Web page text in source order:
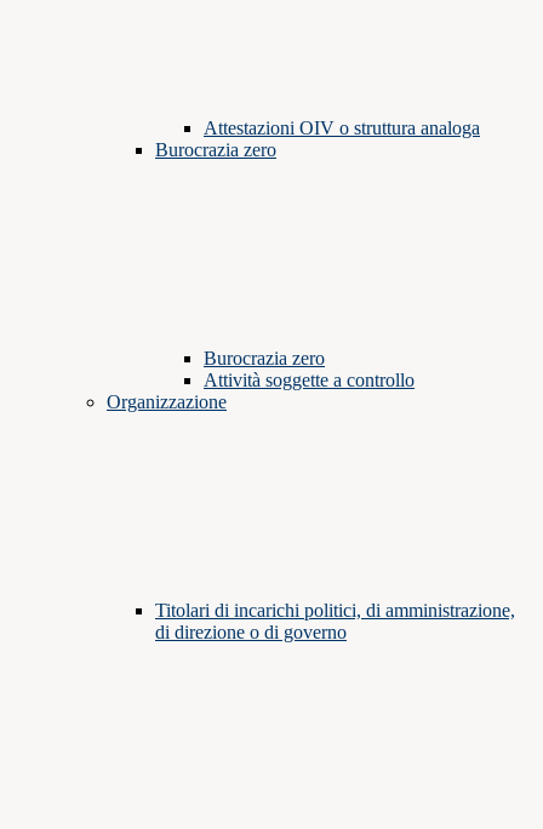
Attestazioni OIV o struttura analoga
Burocrazia zero
Burocrazia zero
Attività soggette a controllo
Organizzazione
Titolari di incarichi politici, di amministrazione,
di direzione o di governo